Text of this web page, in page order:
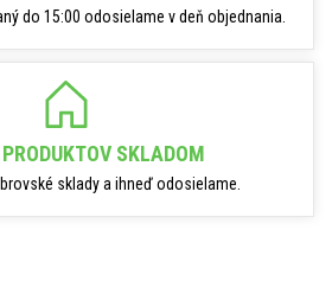
do 15:00 odosielame v deň objednania.
SKLADOM
sklady a ihneď odosielame.